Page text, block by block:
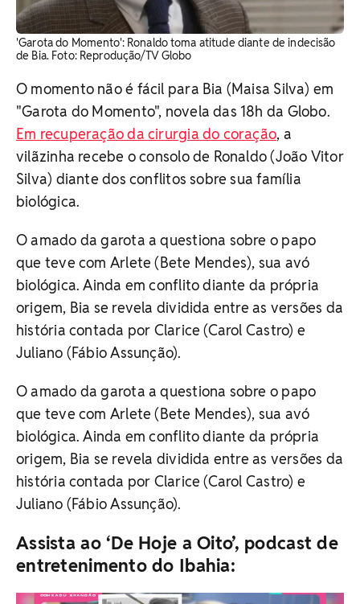
'Garota do Momento': Ronaldo toma atitude diante de indecisão
de Bia. ​Foto: Reprodução/TV Globo
O momento não é fácil para Bia (Maisa Silva) em
"Garota do Momento", novela das 18h da Globo.
Em recuperação da cirurgia do coração, a
vilãzinha recebe o consolo de Ronaldo (João Vitor
Silva) diante dos conflitos sobre sua família
biológica.
O amado da garota a questiona sobre o papo
que teve com Arlete (Bete Mendes), sua avó
biológica. Ainda em conflito diante da própria
origem, Bia se revela dividida entre as versões da
história contada por Clarice (Carol Castro) e
Juliano (Fábio Assunção).
O amado da garota a questiona sobre o papo
que teve com Arlete (Bete Mendes), sua avó
biológica. Ainda em conflito diante da própria
origem, Bia se revela dividida entre as versões da
história contada por Clarice (Carol Castro) e
Juliano (Fábio Assunção).
Assista ao ‘De Hoje a Oito’, podcast de
entretenimento do Ibahia: